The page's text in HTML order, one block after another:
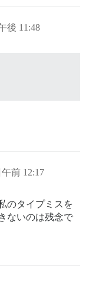
後 11:48
前 12:17
のタイプミスを
ないのは残念で